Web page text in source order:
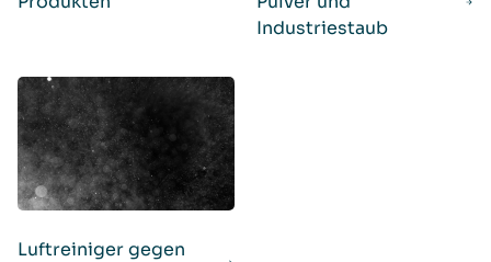
Industriestaub
Luftreiniger gegen